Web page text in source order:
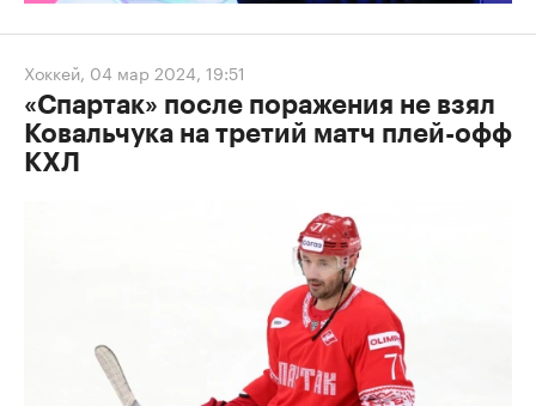
Хоккей, 04 мар 2024, 19:51
«Спартак» после поражения не взял
Ковальчука на третий матч плей-офф
КХЛ